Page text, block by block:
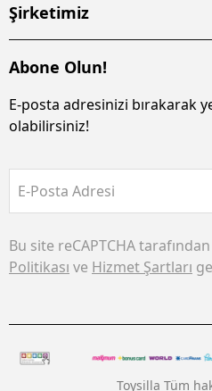
Şirketimiz
Abone Olun!
E-posta adresinizi bırakarak
olabilirsiniz!
E-Posta Adresi
Bu site reCAPTCHA
Politikası ve Hizmet Şartları
Toysilla Tüm